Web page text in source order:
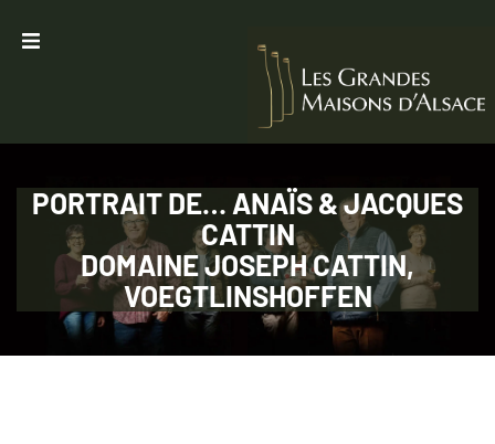
Les Maisons
Le Métier
Présentation
Evènements
Les portraits
PORTRAIT DE… ANAÏS & JACQUES
CATTIN
DOMAINE JOSEPH CATTIN,
VOEGTLINSHOFFEN